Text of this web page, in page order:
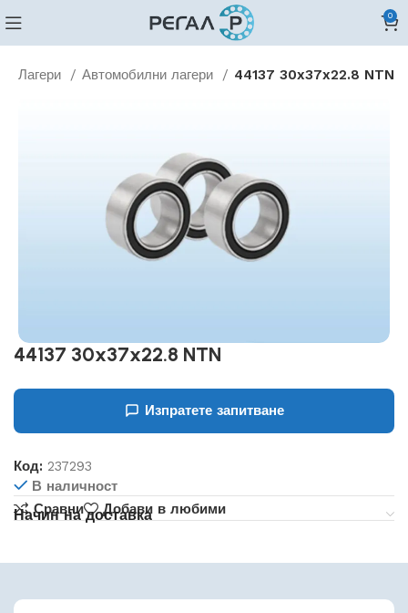
0
Лагери Автомобилни лагери 44137 30x37x22.8 NTN
44137 30x37x22.8 NTN
Изпратете запитване
Код:237293
В наличност
Сравни
Добави в любими
Начин на доставка